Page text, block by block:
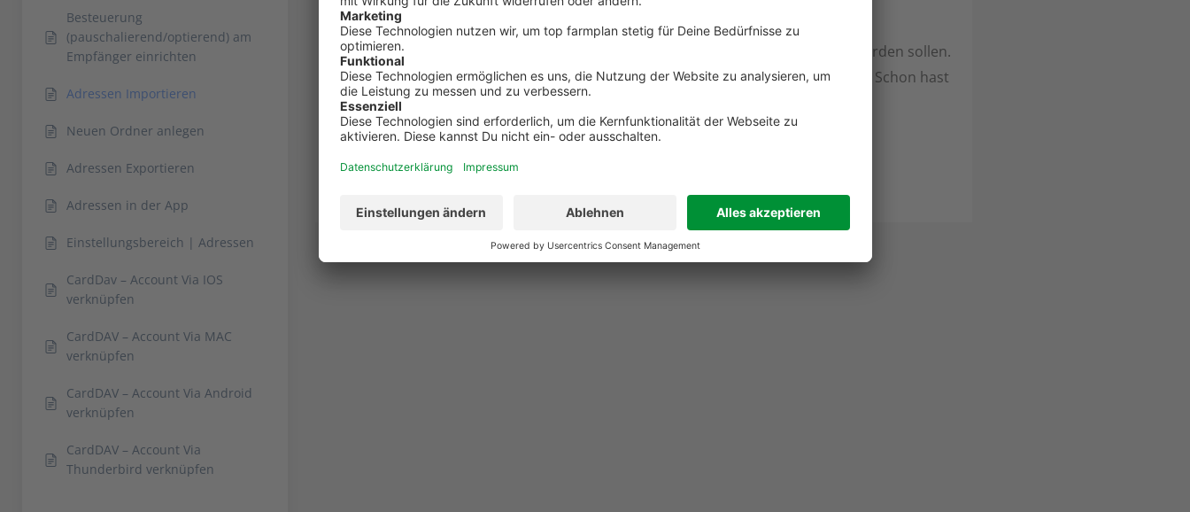
Besteuerung
(pauschalierend/optierend) am
Empfänger einrichten
Adressen Importieren
Neuen Ordner anlegen
Adressen Exportieren
Adressen in der App
Einstellungsbereich | Adressen
CardDav – Account Via IOS
verknüpfen
CardDAV – Account Via MAC
verknüpfen
CardDAV – Account Via Android
verknüpfen
CardDAV – Account Via
Thunderbird verknüpfen
in der Bedienungsanleitung des jeweiligen Gerätes nach.
Nun kannst Du auswählen, in welchen Deiner Ordner die Adressen importiert werden sollen.
Wenn Du die Datei ausgewählt hast, musst Du nur noch auf „Hochladen“ klicken. Schon hast
Du alle Adressen importiert.